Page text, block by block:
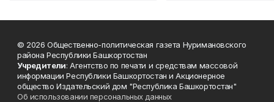
© 2026 Общественно-политическая газета Нуримановского
района Республики Башкортостан
Учредители: Агентство по печати и средствам массовой
информации Республики Башкортостан и Акционерное
общество Издательский дом "Республика Башкортостан"
Об использовании персональных данных